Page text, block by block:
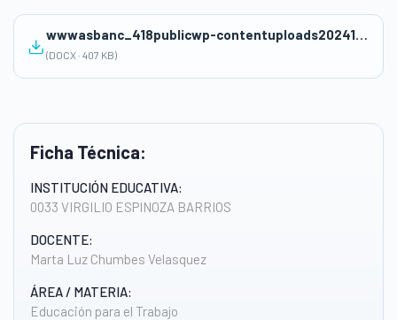
Ficha Técnica:
INSTITUCIÓN EDUCATIVA:
0033 VIRGILIO ESPINOZA BARRIOS
DOCENTE:
Marta Luz Chumbes Velasquez
ÁREA / MATERIA:
Educación para el Trabajo
wwwasbanc_418publicwp-contentuploads202412sesion-1-4unid.2-ano-Marta-Chumbes.docx
(DOCX · 407 KB)